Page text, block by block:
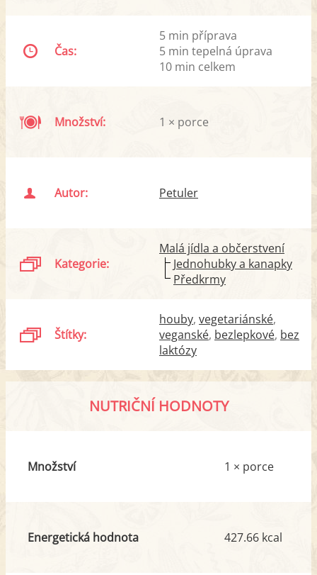
Čas:
5 min příprava
5 min tepelná úprava
10 min celkem
Množství: 1 × porce
Autor: Petuler
Kategorie:
Malá jídla a občerstvení
Jednohubky a kanapky
Předkrmy
Štítky:
houby vegetariánské
veganské bezlepkové bez
laktózy
NUTRIČNÍ HODNOTY
Množství 1 × porce
Energetická hodnota 427.66 kcal